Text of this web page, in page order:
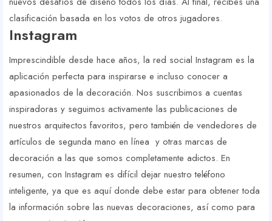
clasificación basada en los votos de otros jugadores.
Instagram
Imprescindible desde hace años, la red social Instagram es la
aplicación perfecta para inspirarse e incluso conocer a
apasionados de la decoración. Nos suscribimos a cuentas
inspiradoras y seguimos activamente las publicaciones de
nuestros arquitectos favoritos, pero también de vendedores de
artículos de segunda mano en línea y otras marcas de
decoración a las que somos completamente adictos. En
resumen, con Instagram es difícil dejar nuestro teléfono
inteligente, ya que es aquí donde debe estar para obtener toda
la información sobre las nuevas decoraciones, así como para